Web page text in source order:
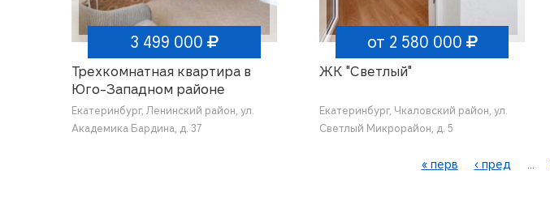
3 499 000
Трехкомнатная квартира в
Юго-Западном районе
Екатеринбург, Ленинский район, ул.
Академика Бардина, д. 37
от 2 580 000
ЖК "Светлый"
Екатеринбург, Чкаловский район, ул.
Светлый Микрорайон, д. 5
« перв ‹ пред …